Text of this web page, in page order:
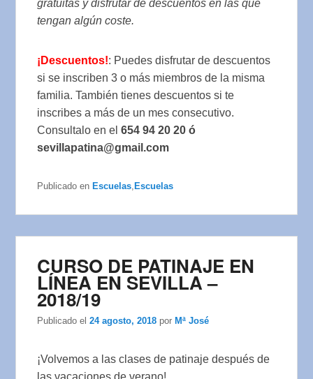
gratuitas y disfrutar de descuentos en las que
tengan algún coste.
¡Descuentos!: Puedes disfrutar de descuentos
si se inscriben 3 o más miembros de la misma
familia. También tienes descuentos si te
inscribes a más de un mes consecutivo.
Consultalo en el654 94 20 20 ó
sevillapatina@gmail.com
Publicado en Escuelas Escuelas
CURSO DE PATINAJE EN
LÍNEA EN SEVILLA –
2018/19
Publicado el24 agosto, 2018 por Mª José
¡Volvemos a las clases de patinaje después de
las vacaciones de verano!